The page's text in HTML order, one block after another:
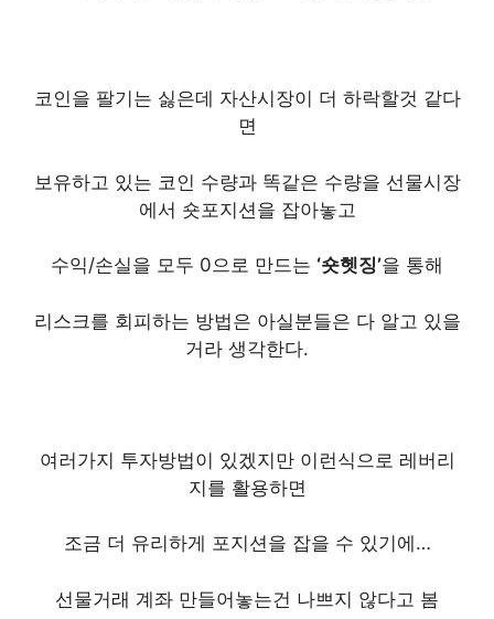
코인을 팔기는 싫은데 자산시장이 더 하락할것 같다
면
보유하고 있는 코인 수량과 똑같은 수량을 선물시장
에서 숏포지션을 잡아놓고
수익/손실을 모두 0으로 만드는 ‘숏헷징’을 통해
리스크를 회피하는 방법은 아실분들은 다 알고 있을
거라 생각한다.
여러가지 투자방법이 있겠지만 이런식으로 레버리
지를 활용하면
조금 더 유리하게 포지션을 잡을 수 있기에…
선물거래 계좌 만들어놓는건 나쁘지 않다고 봄